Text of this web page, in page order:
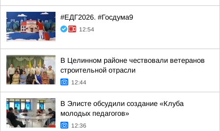
#ЕДГ2026. #Госдума9
12:54
В Целинном районе чествовали ветеранов
строительной отрасли
12:44
В Элисте обсудили создание «Клуба
молодых педагогов»
12:36